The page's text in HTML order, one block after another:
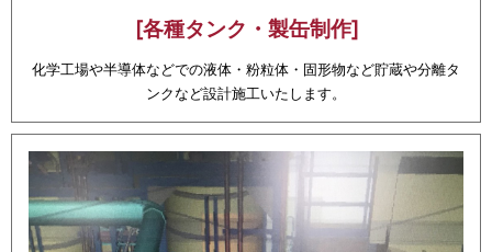
[各種タンク・製缶制作]
化学工場や半導体などでの液体・粉粒体・固形物など貯蔵や分離タ
ンクなど設計施工いたします。